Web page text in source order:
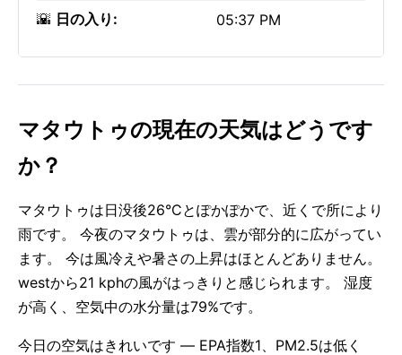
🌇 日の入り: 05:37 PM
マタウトゥの現在の天気はどうです
か？
マタウトゥは日没後26°Cとぽかぽかで、近くで所により
雨です。 今夜のマタウトゥは、雲が部分的に広がってい
ます。 今は風冷えや暑さの上昇はほとんどありません。
westから21 kphの風がはっきりと感じられます。 湿度
が高く、空気中の水分量は79%です。
今日の空気はきれいです — EPA指数1、PM2.5は低く